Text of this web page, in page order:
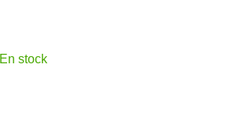
En stock